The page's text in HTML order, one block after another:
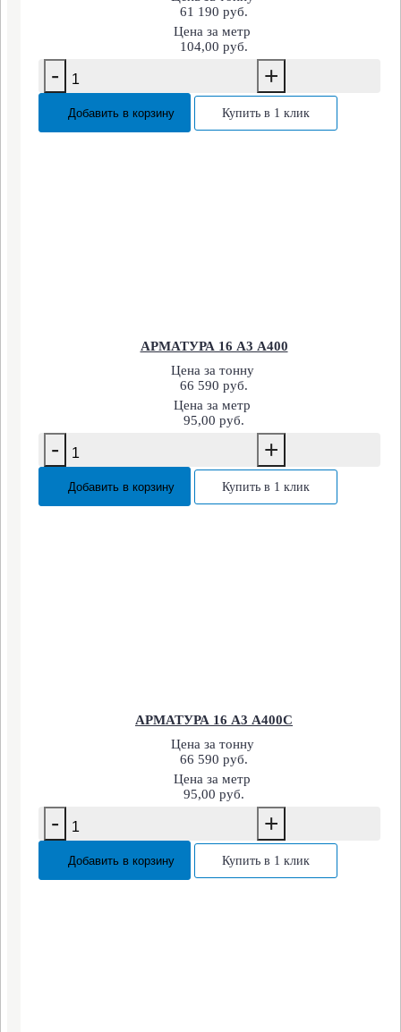
61 190 руб.
Цена за метр
104,00 руб.
- +
Добавить в корзину Купить в 1 клик
АРМАТУРА 16 А3 А400
Цена за тонну
66 590 руб.
Цена за метр
95,00 руб.
- +
Добавить в корзину Купить в 1 клик
АРМАТУРА 16 А3 А400С
Цена за тонну
66 590 руб.
Цена за метр
95,00 руб.
- +
Добавить в корзину Купить в 1 клик